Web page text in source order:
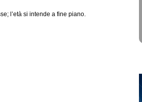
l’età si intende a fine piano.